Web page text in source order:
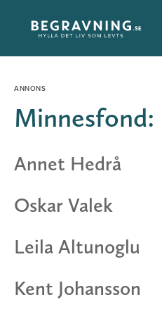
innehåll
Minnesfond:
Annet Hedrå
Oskar Valek
Leila Altunoglu
Kent Johansson